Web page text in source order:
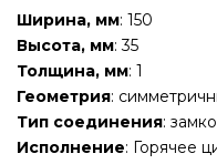
Ширина, мм: 150
Высота, мм: 35
Толщина, мм: 1
Геометрия:
Тип соединения:
Исполнение: Горячее